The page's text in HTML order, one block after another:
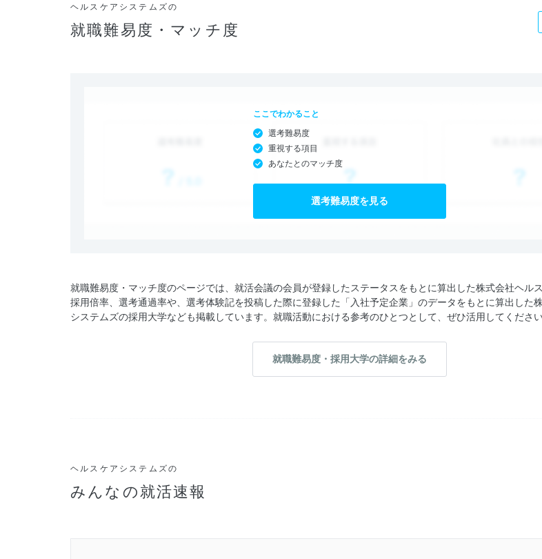
ヘルスケアシステムズの
就職難易度・マッチ度
ここでわかること
選考難易度
重視する項目
あなたとのマッチ度
選考難易度を見る
就職難易度・マッチ度のページでは、就活会議の会員が登録したステータスをもとに算出した株式会社ヘル
採用倍率、選考通過率や、選考体験記を投稿した際に登録した「入社予定企業」のデータをもとに算出した
システムズの採用大学なども掲載しています。就職活動における参考のひとつとして、ぜひ活用してください
就職難易度・採用大学の詳細をみる
ヘルスケアシステムズの
みんなの就活速報